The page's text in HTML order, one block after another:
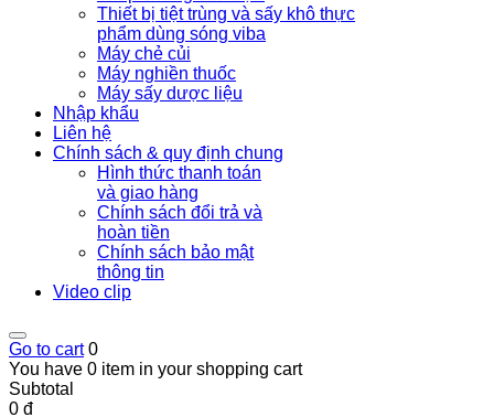
Thiết bị tiệt trùng và sấy khô thực
phẩm dùng sóng viba
Máy chẻ củi
Máy nghiền thuốc
Máy sấy dược liệu
Nhập khẩu
Liên hệ
Chính sách & quy định chung
Hình thức thanh toán
và giao hàng
Chính sách đổi trả và
hoàn tiền
Chính sách bảo mật
thông tin
Video clip
Go to cart 0
You have 0 item in your shopping cart
Subtotal
0 đ